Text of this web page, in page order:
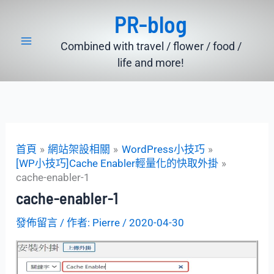
PR-blog
Combined with travel / flower / food /
life and more!
首頁 網站架設相關
WordPress小技巧
[WP小技巧]Cache Enabler輕量化的快取外掛
cache-enabler-1
cache-enabler-1
發佈留言 / 作者: Pierre /2020-04-30